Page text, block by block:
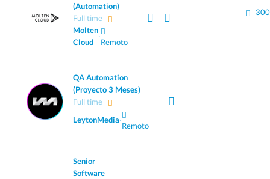
(Automation)
Full time
Molten
Cloud
·
Remoto
QA Automation
(Proyecto 3 Meses)
Full time
LeytonMedia·
Remoto
Senior
Software